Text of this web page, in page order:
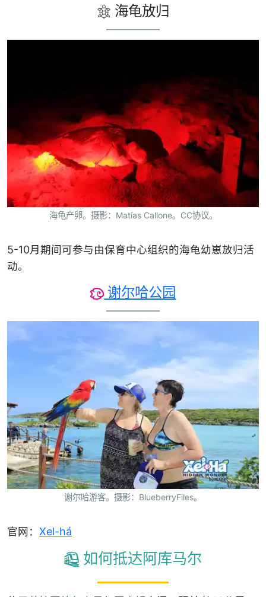
海龟放归
海龟产卵。摄影：Matías Callone。CC协议。
5-10月期间可参与由保育中心组织的海龟幼崽放归活
动。
谢尔哈公园
谢尔哈游客。摄影：BlueberryFiles。
官网： Xel-há
如何抵达阿库马尔